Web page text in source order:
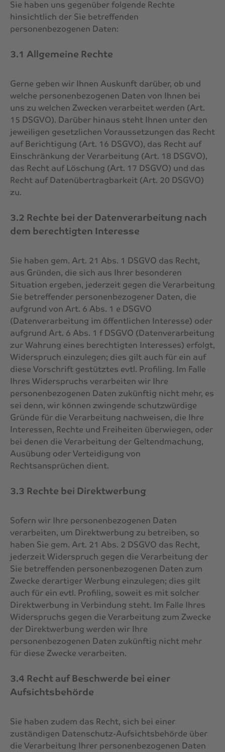
Sie haben uns gegenüber folgende Rechte
hinsichtlich der Sie betreffenden
personenbezogenen Daten:
3.1 Allgemeine Rechte
Gerne geben wir Ihnen Auskunft darüber, ob und
welche personenbezogenen Daten von Ihnen bei
uns zu welchen Zwecken verarbeitet werden (Art.
15 DSGVO). Darüber hinaus steht Ihnen unter den
jeweiligen gesetzlichen Voraussetzungen das Recht
auf Berichtigung (Art. 16 DSGVO), das Recht auf
Einschränkung der Verarbeitung (Art. 18 DSGVO),
das Recht auf Löschung (Art. 17 DSGVO) und das
Recht auf Datenübertragbarkeit (Art. 20 DSGVO)
zu.
3.2 Rechte bei der Datenverarbeitung nach
dem berechtigten Interesse
Sie haben gem. Art. 21 Abs. 1 DSGVO das Recht,
aus Gründen, die sich aus Ihrer besonderen
Situation ergeben, jederzeit gegen die Verarbeitung
Sie betreffender personenbezogener Daten, die
aufgrund von Art. 6 Abs. 1 e DSGVO
(Datenverarbeitung im öffentlichen Interesse) oder
aufgrund Art. 6 Abs. 1 f DSGVO (Datenverarbeitung
zur Wahrung eines berechtigten Interesses) erfolgt,
Widerspruch einzulegen; dies gilt auch für ein auf
diese Vorschrift gestütztes evtl. Profiling. Im Falle
Ihres Widerspruchs verarbeiten wir Ihre
personenbezogenen Daten zukünftig nicht mehr, es
sei denn, wir können zwingende schutzwürdige
Gründe für die Verarbeitung nachweisen, die Ihre
Interessen, Rechte und Freiheiten überwiegen, oder
bei denen die Verarbeitung der Geltendmachung,
Ausübung oder Verteidigung von
Rechtsansprüchen dient.
3.3 Rechte bei Direktwerbung
Sofern wir Ihre personenbezogenen Daten
verarbeiten, um Direktwerbung zu betreiben, so
haben Sie gem. Art. 21 Abs. 2 DSGVO das Recht,
jederzeit Widerspruch gegen die Verarbeitung der
Sie betreffenden personenbezogenen Daten zum
Zwecke derartiger Werbung einzulegen; dies gilt
auch für ein evtl. Profiling, soweit es mit solcher
Direktwerbung in Verbindung steht. Im Falle Ihres
Widerspruchs gegen die Verarbeitung zum Zwecke
der Direktwerbung werden wir Ihre
personenbezogenen Daten zukünftig nicht mehr
für diese Zwecke verarbeiten.
3.4 Recht auf Beschwerde bei einer
Aufsichtsbehörde
Sie haben zudem das Recht, sich bei einer
zuständigen Datenschutz-Aufsichtsbehörde über
die Verarbeitung Ihrer personenbezogenen Daten